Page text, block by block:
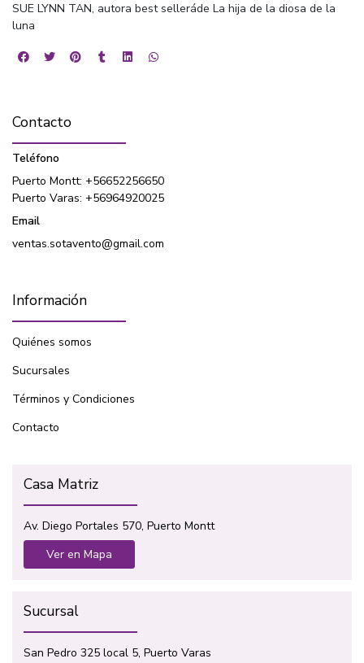
SUE LYNN TAN, autora best selleráde La hija de la diosa de la
luna
Contacto
Teléfono
Puerto Montt: +56652256650
Puerto Varas: +56964920025
Email
ventas.sotavento@gmail.com
Información
Quiénes somos
Sucursales
Términos y Condiciones
Contacto
Casa Matriz
Av. Diego Portales 570, Puerto Montt
Ver en Mapa
Sucursal
San Pedro 325 local 5, Puerto Varas